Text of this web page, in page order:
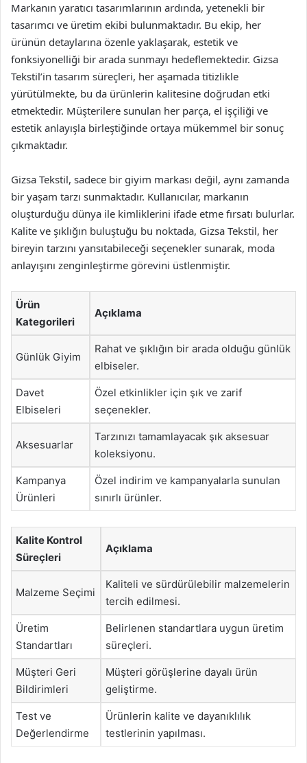
Markanın yaratıcı tasarımlarının ardında, yetenekli bir
tasarımcı ve üretim ekibi bulunmaktadır. Bu ekip, her
ürünün detaylarına özenle yaklaşarak, estetik ve
fonksiyonelliği bir arada sunmayı hedeflemektedir. Gizsa
Tekstil’in tasarım süreçleri, her aşamada titizlikle
yürütülmekte, bu da ürünlerin kalitesine doğrudan etki
etmektedir. Müşterilere sunulan her parça, el işçiliği ve
estetik anlayışla birleştiğinde ortaya mükemmel bir sonuç
çıkmaktadır.
Gizsa Tekstil, sadece bir giyim markası değil, aynı zamanda
bir yaşam tarzı sunmaktadır. Kullanıcılar, markanın
oluşturduğu dünya ile kimliklerini ifade etme fırsatı bulurlar.
Kalite ve şıklığın buluştuğu bu noktada, Gizsa Tekstil, her
bireyin tarzını yansıtabileceği seçenekler sunarak, moda
anlayışını zenginleştirme görevini üstlenmiştir.
Ürün
Kategorileri
Açıklama
Günlük Giyim
Rahat ve şıklığın bir arada olduğu günlük
elbiseler.
Davet
Elbiseleri
Özel etkinlikler için şık ve zarif
seçenekler.
Aksesuarlar
Tarzınızı tamamlayacak şık aksesuar
koleksiyonu.
Kampanya
Ürünleri
Özel indirim ve kampanyalarla sunulan
sınırlı ürünler.
Kalite Kontrol
Süreçleri
Açıklama
Malzeme Seçimi
Kaliteli ve sürdürülebilir malzemelerin
tercih edilmesi.
Üretim
Standartları
Belirlenen standartlara uygun üretim
süreçleri.
Müşteri Geri
Bildirimleri
Müşteri görüşlerine dayalı ürün
geliştirme.
Test ve
Değerlendirme
Ürünlerin kalite ve dayanıklılık
testlerinin yapılması.